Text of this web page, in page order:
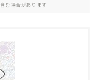
む場合があります